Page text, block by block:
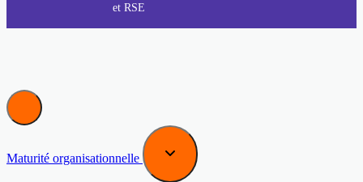
et RSE
Maturité organisationnelle